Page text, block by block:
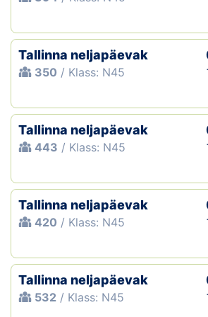
Tallinna neljapäevak
350 / Klass: N45
Tallinna neljapäevak
443 / Klass: N45
Tallinna neljapäevak
420 / Klass: N45
Tallinna neljapäevak
532 / Klass: N45